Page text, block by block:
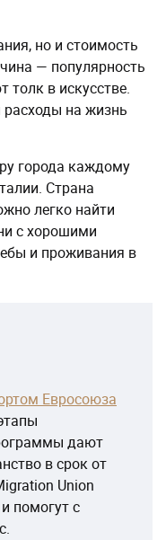
но и стоимость
— популярность
толк в искусстве.
на жизнь
города каждому
Страна
легко найти
с хорошими
и проживания в
Евросоюза
дают
в срок от
Union
помогут с